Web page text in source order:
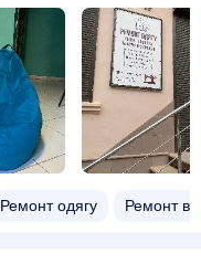
Ремонт одягу Ремонт